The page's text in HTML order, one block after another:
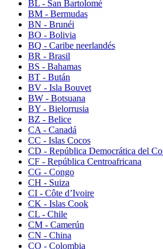
BL - San Bartolomé
BM - Bermudas
BN - Brunéi
BO - Bolivia
BQ - Caribe neerlandés
BR - Brasil
BS - Bahamas
BT - Bután
BV - Isla Bouvet
BW - Botsuana
BY - Bielorrusia
BZ - Belice
CA - Canadá
CC - Islas Cocos
CD - República Democrática del
CF - República Centroafricana
CG - Congo
CH - Suiza
CI - Côte d’Ivoire
CK - Islas Cook
CL - Chile
CM - Camerún
CN - China
CO - Colombia